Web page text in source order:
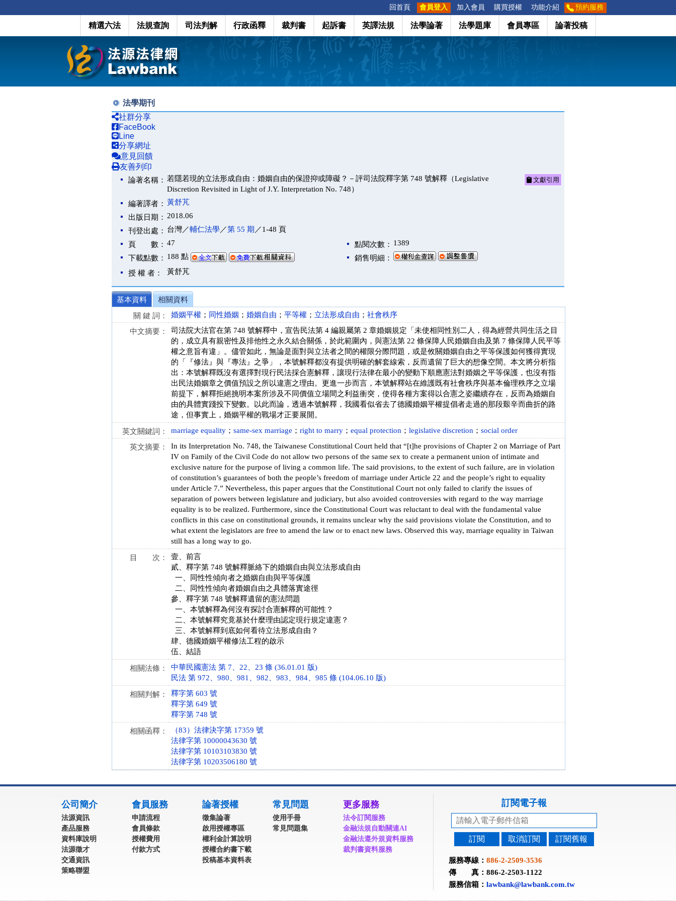
回首頁 會員登入 加入會員 購買授權 功能介紹 預約服務
精選六法 法規查詢 司法判解 行政函釋 裁判書 起訴書 英譯法規 法學論著 法學題庫 會員專區 論著投稿
法學期刊
社群分享
FaceBook
Line
分享網址
意見回饋
友善列印
論著名稱： 若隱若現的立法形成自由：婚姻自由的保證抑或障礙？－評司法院釋字第 748 號解釋（Legislative
Discretion Revisited in Light of J.Y. Interpretation No. 748）
文獻引用
編著譯者： 黃舒芃
出版日期： 2018.06
刊登出處： 台灣／輔仁法學／第 55 期 ／1-48 頁
頁 數： 47 點閱次數： 1389
下載點數： 188 點
銷售明細：
授 權 者：
黃舒芃
基本資料
相關資料
關 鍵 詞：
婚姻平權 ； 同性婚姻 ； 婚姻自由 ； 平等權 ； 立法形成自由 ； 社會秩序
中文摘要：
司法院大法官在第 748 號解釋中，宣告民法第 4 編親屬第 2 章婚姻規定「未使相同性別二人，得為經營共同生活之目
的，成立具有親密性及排他性之永久結合關係，於此範圍內，與憲法第 22 條保障人民婚姻自由及第 7 條保障人民平等
權之意旨有違」。儘管如此，無論是面對與立法者之間的權限分際問題，或是攸關婚姻自由之平等保護如何獲得實現
的「『修法』與『專法』之爭」，本號解釋都沒有提供明確的解套線索，反而遺留了巨大的想像空間。本文將分析指
出：本號解釋既沒有選擇對現行民法採合憲解釋，讓現行法律在最小的變動下順應憲法對婚姻之平等保護，也沒有指
出民法婚姻章之價值預設之所以違憲之理由。更進一步而言，本號解釋站在維護既有社會秩序與基本倫理秩序之立場
前提下，解釋拒絕挑明本案所涉及不同價值立場間之利益衝突，使得各種方案得以合憲之姿繼續存在，反而為婚姻自
由的具體實踐投下變數。以此而論，透過本號解釋，我國看似省去了德國婚姻平權提倡者走過的那段艱辛而曲折的路
途，但事實上，婚姻平權的戰場才正要展開。
英文關鍵詞： marriage equality ； same-sex marriage ； right to marry ； equal protection ； legislative discretion ； social order
英文摘要：
In its Interpretation No. 748, the Taiwanese Constitutional Court held that “[t]he provisions of Chapter 2 on Marriage of Part
IV on Family of the Civil Code do not allow two persons of the same sex to create a permanent union of intimate and
exclusive nature for the purpose of living a common life. The said provisions, to the extent of such failure, are in violation
of constitution’s guarantees of both the people’s freedom of marriage under Article 22 and the people’s right to equality
under Article 7.” Nevertheless, this paper argues that the Constitutional Court not only failed to clarify the issues of
separation of powers between legislature and judiciary, but also avoided controversies with regard to the way marriage
equality is to be realized. Furthermore, since the Constitutional Court was reluctant to deal with the fundamental value
conflicts in this case on constitutional grounds, it remains unclear why the said provisions violate the Constitution, and to
what extent the legislators are free to amend the law or to enact new laws. Observed this way, marriage equality in Taiwan
still has a long way to go.
目 次：
壹、前言
貳、釋字第 748 號解釋脈絡下的婚姻自由與立法形成自由
一、同性性傾向者之婚姻自由與平等保護
二、同性性傾向者婚姻自由之具體落實途徑
參、釋字第 748 號解釋遺留的憲法問題
一、本號解釋為何沒有探討合憲解釋的可能性？
二、本號解釋究竟基於什麼理由認定現行規定違憲？
三、本號解釋到底如何看待立法形成自由？
肆、德國婚姻平權修法工程的啟示
伍、結語
相關法條：
中華民國憲法 第 7、22、23 條 (36.01.01 版)
民法 第 972、980、981、982、983、984、985 條 (104.06.10 版)
相關判解：
釋字第 603 號
釋字第 649 號
釋字第 748 號
相關函釋：
（83）法律決字第 17359 號
法律字第 10000043630 號
法律字第 10103103830 號
法律字第 10203506180 號
公司簡介
法源資訊
產品服務
資料庫說明
法源徵才
交通資訊
策略聯盟
會員服務
申請流程
會員條款
授權費用
付款方式
論著授權
徵集論著
啟用授權專區
權利金計算說明
授權合約書下載
投稿基本資料表
常見問題
使用手冊
常見問題集
更多服務
法令訂閱服務
金融法規自動關連AI
金融法遵外規資料服務
裁判書資料服務
訂閱電子報
訂閱 取消訂閱 訂閱舊報
服務專線： 886-2-2509-3536
傳 真：886-2-2503-1122
服務信箱： lawbank@lawbank.com.tw